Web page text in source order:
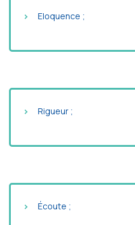
Eloquence ;
Rigueur ;
Écoute ;